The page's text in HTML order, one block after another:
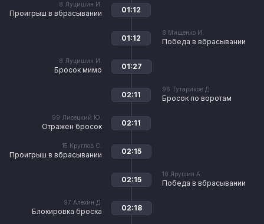
8 Луцишин И.
Проигрыш в вбрасывании 01:12
8 Мищенко И.
Победа в вбрасывании
01:12
8 Луцишин И.
Бросок мимо 01:27
96 Тутариков Д.
Бросок по воротам
02:11
99 Лисецкий Ю.
Отражен бросок 02:11
15 Круглов С.
Проигрыш в вбрасывании 02:15
10 Ярушин А.
Победа в вбрасывании
02:15
97 Алехин Д.
Блокировка броска 02:18